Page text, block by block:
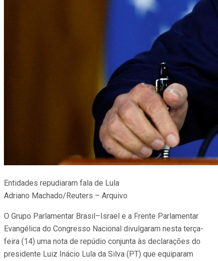
Entidades repudiaram fala de Lula
Adriano Machado/Reuters – Arquivo
O Grupo Parlamentar Brasil–Israel e a Frente Parlamentar
Evangélica do Congresso Nacional divulgaram nesta terça-
feira (14) uma nota de repúdio conjunta às declarações do
presidente Luiz Inácio Lula da Silva (PT) que equiparam